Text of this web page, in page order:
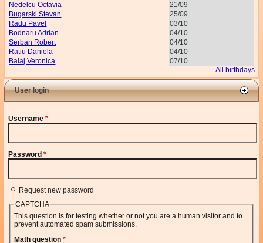
Nedelcu Octavia
21/09
Bugarski Stevan
25/09
Radu Pavel
03/10
Bodnaru Adrian
04/10
Serban Robert
04/10
Ratiu Daniela
04/10
Balaj Veronica
07/10
All birthdays
User login
Username*
Password*
Request new password
CAPTCHA
This question is for testing whether or not you are a human visitor and to
prevent automated spam submissions.
Math question*